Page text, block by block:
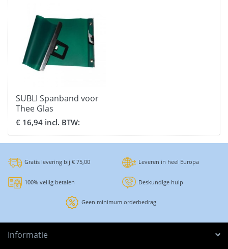
SUBLI Spanband voor
Thee Glas
€ 16,94 incl. BTW:
Gratis levering bij € 75,00 Leveren in heel Europa
100% veilig betalen Deskundige hulp
Geen minimum orderbedrag
Informatie